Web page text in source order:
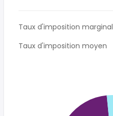
Taux d'imposition marginal
Taux d'imposition moyen